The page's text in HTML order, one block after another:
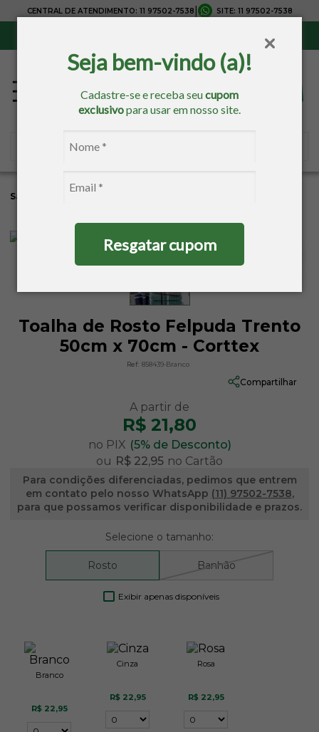
Seja bem-vindo (a)!
Cadastre-se e receba seucupom
exclusivopara usar em nosso site.
Resgatar cupom
CENTRAL DE ATENDIMENTO: 11 97502-7538 SITE: 11 97502-7538
Sacaria
Toalha de Rosto Felpuda Trento
50cm x 70cm - Corttex
Ref: 858439-Branco
Compartilhar
R$ 21,80
no PIX (5% de Desconto)
ou R$ 22,95 no Cartão
Para condições diferenciadas, pedimos que entrem
em contato pelo nosso WhatsApp (11) 97502-7538,
para que possamos verificar disponibilidade e prazos.
Selecione o tamanho:
Rosto Banhão
Exibir apenas disponíveis
Branco
R$ 22,95
Cinza
R$ 22,95
Rosa
R$ 22,95